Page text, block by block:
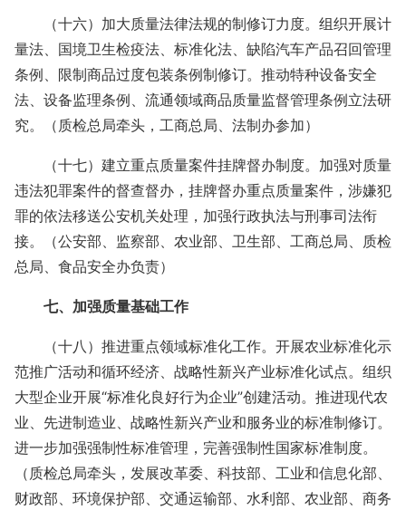
（十六）加大质量法律法规的制修订力度。组织开展计
量法、国境卫生检疫法、标准化法、缺陷汽车产品召回管理
条例、限制商品过度包装条例制修订。推动特种设备安全
法、设备监理条例、流通领域商品质量监督管理条例立法研
究。（质检总局牵头，工商总局、法制办参加）
（十七）建立重点质量案件挂牌督办制度。加强对质量
违法犯罪案件的督查督办，挂牌督办重点质量案件，涉嫌犯
罪的依法移送公安机关处理，加强行政执法与刑事司法衔
接。（公安部、监察部、农业部、卫生部、工商总局、质检
总局、食品安全办负责）
七、加强质量基础工作
（十八）推进重点领域标准化工作。开展农业标准化示
范推广活动和循环经济、战略性新兴产业标准化试点。组织
大型企业开展“标准化良好行为企业”创建活动。推进现代农
业、先进制造业、战略性新兴产业和服务业的标准制修订。
进一步加强强制性标准管理，完善强制性国家标准制度。
（质检总局牵头，发展改革委、科技部、工业和信息化部、
财政部、环境保护部、交通运输部、水利部、农业部、商务